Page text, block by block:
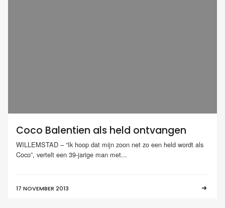
Coco Balentien als held ontvangen
WILLEMSTAD – “Ik hoop dat mijn zoon net zo een held wordt als
Coco”, vertelt een 39-jarige man met...
17 NOVEMBER 2013